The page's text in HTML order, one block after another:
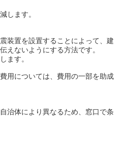
します。
装置を設置することによって、建
えないようにする方法です。
ます。
用については、費用の一部を助成
治体により異なるため、窓口で条